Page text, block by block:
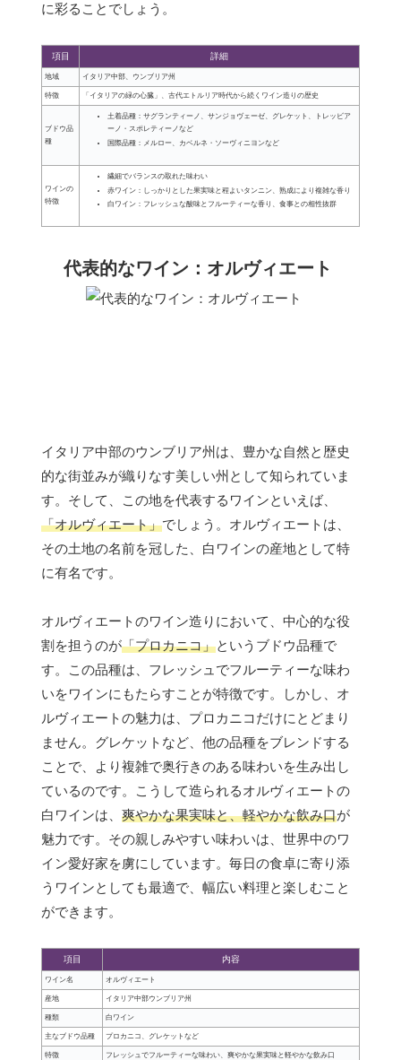
に彩ることでしょう。
項目 詳細
地域 イタリア中部、ウンブリア州
特徴 「イタリアの緑の心臓」、古代エトルリア時代から続くワイン造りの歴史
ブドウ品
種
土着品種：サグランティーノ、サンジョヴェーゼ、グレケット、トレッビア
ーノ・スポレティーノなど
国際品種：メルロー、カベルネ・ソーヴィニヨンなど
ワインの
特徴
繊細でバランスの取れた味わい
赤ワイン：しっかりとした果実味と程よいタンニン、熟成により複雑な香り
白ワイン：フレッシュな酸味とフルーティーな香り、食事との相性抜群
代表的なワイン：オルヴィエート
イタリア中部のウンブリア州は、豊かな自然と歴史
的な街並みが織りなす美しい州として知られていま
す。そして、この地を代表するワインといえば、
「オルヴィエート」でしょう。オルヴィエートは、
その土地の名前を冠した、白ワインの産地として特
に有名です。
オルヴィエートのワイン造りにおいて、中心的な役
割を担うのが「プロカニコ」というブドウ品種で
す。この品種は、フレッシュでフルーティーな味わ
いをワインにもたらすことが特徴です。しかし、オ
ルヴィエートの魅力は、プロカニコだけにとどまり
ません。グレケットなど、他の品種をブレンドする
ことで、より複雑で奥行きのある味わいを生み出し
ているのです。こうして造られるオルヴィエートの
白ワインは、 爽やかな果実味と、軽やかな飲み口が
魅力です。その親しみやすい味わいは、世界中のワ
イン愛好家を虜にしています。毎日の食卓に寄り添
うワインとしても最適で、幅広い料理と楽しむこと
ができます。
項目 内容
ワイン名 オルヴィエート
産地 イタリア中部ウンブリア州
種類 白ワイン
主なブドウ品種 プロカニコ、グレケットなど
特徴 フレッシュでフルーティーな味わい、爽やかな果実味と軽やかな飲み口